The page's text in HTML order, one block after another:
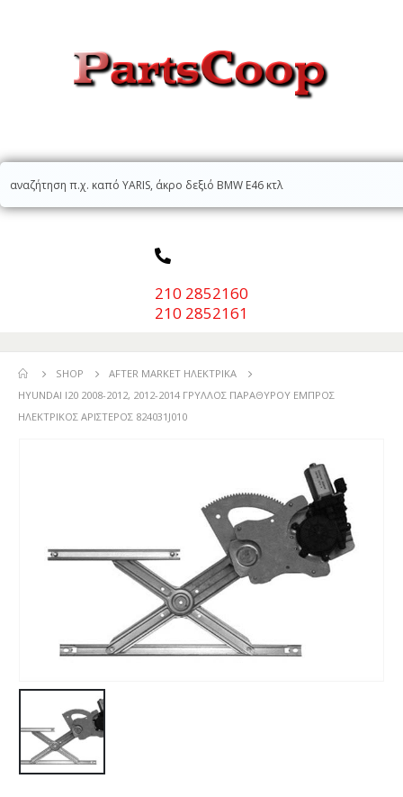
210 2852160
210 2852161
SHOP
AFTER MARKET ΗΛΕΚΤΡΙΚΆ
HYUNDAI I20 2008-2012, 2012-2014 ΓΡΥΛΛΟΣ ΠΑΡΑΘΥΡΟΥ ΕΜΠΡΟΣ
ΗΛΕΚΤΡΙΚΟΣ ΑΡΙΣΤΕΡΟΣ 824031J010